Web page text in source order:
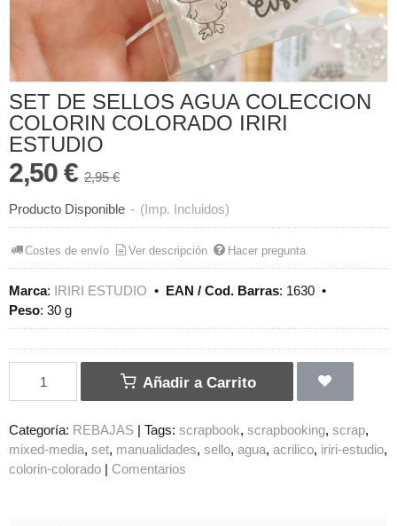
SET DE SELLOS AGUA COLECCION
COLORIN COLORADO IRIRI
ESTUDIO
2,50 € 2,95 €
Producto Disponible - (Imp. Incluidos)
Costes de envío Ver descripción Hacer pregunta
Marca: IRIRI ESTUDIO • EAN / Cod. Barras: 1630 •
Peso: 30 g
Añadir a Carrito
Categoría: REBAJAS Tags: scrapbook scrapbooking scrap
mixed-media set manualidades sello agua acrilico iriri-estudio
colorin-colorado
Comentarios